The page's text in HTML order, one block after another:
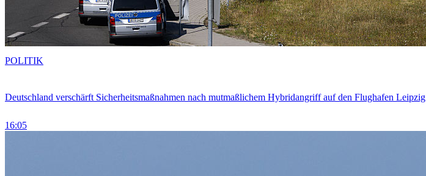
Deutschland verschärft Sicherheitsmaßnahmen nach mutmaßlichem Hybridangriff auf den Flughafen Leipzig
16:05
POLITIK